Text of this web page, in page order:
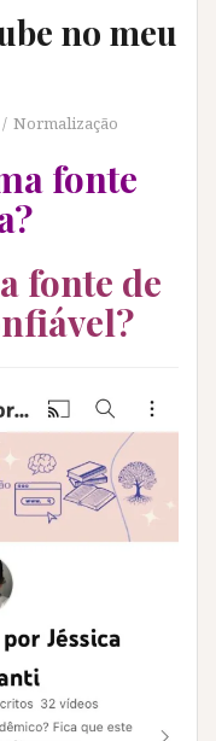
no meu
Normalização
fonte
fonte de